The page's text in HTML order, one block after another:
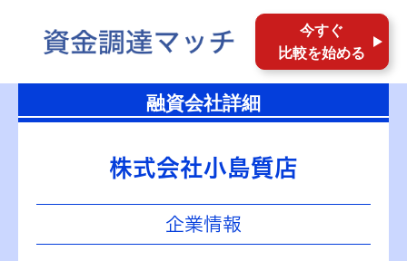
今すぐ
比較を始める
融資会社詳細
株式会社小島質店
企業情報